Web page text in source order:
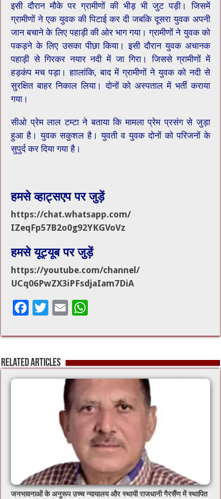
इसी दौरान मौके पर ग्रामीणों की भीड़ भी जुट पड़ी। जिसमें
ग्रामीणों ने एक युवक की पिटाई कर दी जबकि दूसरा युवक अपनी
जान बचाने के लिए पहाड़ी की ओर भाग गया। ग्रामीणों ने युवक को
पकड़ने के लिए उसका पीछा किया। इसी दौरान युवक अचानक
पहाड़ी से गिरकर नयार नदी में जा गिरा। जिससे ग्रामीणों में
हड़कंप मच पड़ा। हाालांकि, बाद में ग्रामीणों ने युवक को नदी से
सुरक्षित बाहर निकाल लिया। दोनों को अस्पताल में भर्ती कराया
गया।
सीओ प्रेम लाल टम्टा ने बताया कि मामला प्रेम प्रसंग से जुड़ा
हुआ है। युवक सकुशल है। युवती व युवक दोनों को परिजनों के
सुपुर्द कर दिया गया है।
हमसे व्हाट्सएप पर जुड़ें
https://chat.whatsapp.com/
IZeqFp57B2o0g92YKGVoVz
हमसे यूट्यूब पर जुड़ें
https://youtube.com/channel/
UCq06PwZX3iPFsdjaIam7DiA
F
e
b
o
T
tt
er
E
ai
l
at
sA
p
Related Articles
जनभावनाओं के अनुरूप उच्च न्यायालय और स्थायी राजधानी गैरसैंण में स्थापित